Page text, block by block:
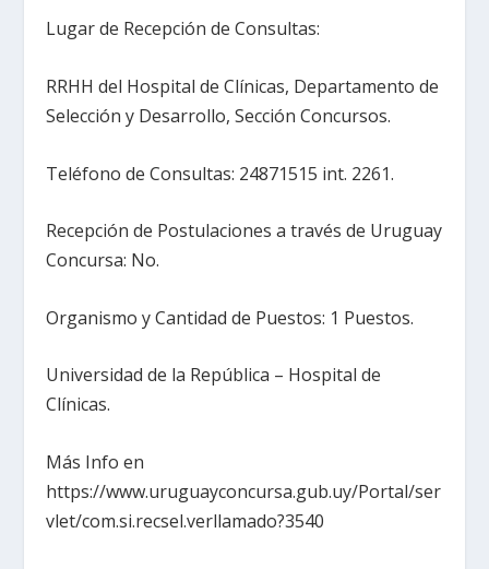
Lugar de Recepción de Consultas:
RRHH del Hospital de Clínicas, Departamento de
Selección y Desarrollo, Sección Concursos.
Teléfono de Consultas: 24871515 int. 2261.
Recepción de Postulaciones a través de Uruguay
Concursa: No.
Organismo y Cantidad de Puestos: 1 Puestos.
Universidad de la República – Hospital de
Clínicas.
Más Info en
https://www.uruguayconcursa.gub.uy/Portal/ser
vlet/com.si.recsel.verllamado?3540